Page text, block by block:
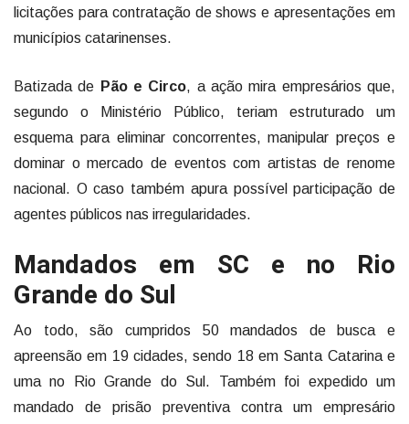
licitações para contratação de shows e apresentações em
municípios catarinenses.
Batizada de Pão e Circo, a ação mira empresários que,
segundo o Ministério Público, teriam estruturado um
esquema para eliminar concorrentes, manipular preços e
dominar o mercado de eventos com artistas de renome
nacional. O caso também apura possível participação de
agentes públicos nas irregularidades.
Mandados em SC e no Rio
Grande do Sul
Ao todo, são cumpridos 50 mandados de busca e
apreensão em 19 cidades, sendo 18 em Santa Catarina e
uma no Rio Grande do Sul. Também foi expedido um
mandado de prisão preventiva contra um empresário